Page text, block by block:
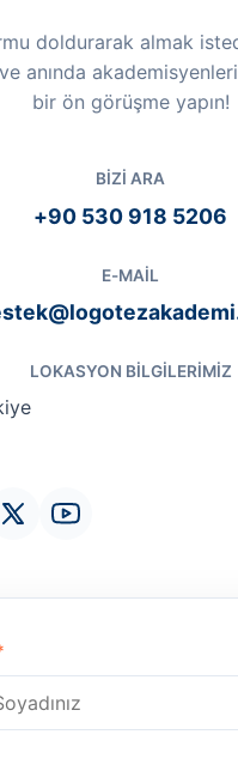
doldurarak almak
anında
bir ön görüşme yapın!
BIZI ARA
+90 530 918 5206
E-MAIL
LOKASYON BILGILERIMIZ